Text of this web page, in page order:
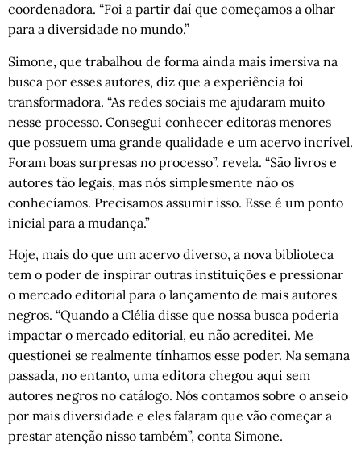
coordenadora. “Foi a partir daí que começamos a olhar
para a diversidade no mundo.”
Simone, que trabalhou de forma ainda mais imersiva na
busca por esses autores, diz que a experiência foi
transformadora. “As redes sociais me ajudaram muito
nesse processo. Consegui conhecer editoras menores
que possuem uma grande qualidade e um acervo incrível.
Foram boas surpresas no processo”, revela. “São livros e
autores tão legais, mas nós simplesmente não os
conhecíamos. Precisamos assumir isso. Esse é um ponto
inicial para a mudança.”
Hoje, mais do que um acervo diverso, a nova biblioteca
tem o poder de inspirar outras instituições e pressionar
o mercado editorial para o lançamento de mais autores
negros. “Quando a Clélia disse que nossa busca poderia
impactar o mercado editorial, eu não acreditei. Me
questionei se realmente tínhamos esse poder. Na semana
passada, no entanto, uma editora chegou aqui sem
autores negros no catálogo. Nós contamos sobre o anseio
por mais diversidade e eles falaram que vão começar a
prestar atenção nisso também”, conta Simone.